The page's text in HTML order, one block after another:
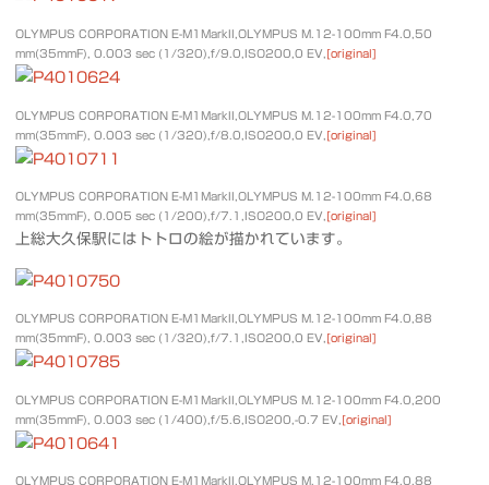
OLYMPUS CORPORATION E-M1MarkII,OLYMPUS M.12-100mm F4.0,50
mm(35mmF), 0.003 sec (1/320),f/9.0,ISO200,0 EV, [original]
OLYMPUS CORPORATION E-M1MarkII,OLYMPUS M.12-100mm F4.0,70
mm(35mmF), 0.003 sec (1/320),f/8.0,ISO200,0 EV, [original]
OLYMPUS CORPORATION E-M1MarkII,OLYMPUS M.12-100mm F4.0,68
mm(35mmF), 0.005 sec (1/200),f/7.1,ISO200,0 EV, [original]
上総大久保駅にはトトロの絵が描かれています。
OLYMPUS CORPORATION E-M1MarkII,OLYMPUS M.12-100mm F4.0,88
mm(35mmF), 0.003 sec (1/320),f/7.1,ISO200,0 EV, [original]
OLYMPUS CORPORATION E-M1MarkII,OLYMPUS M.12-100mm F4.0,200
mm(35mmF), 0.003 sec (1/400),f/5.6,ISO200,-0.7 EV, [original]
OLYMPUS CORPORATION E-M1MarkII,OLYMPUS M.12-100mm F4.0,88